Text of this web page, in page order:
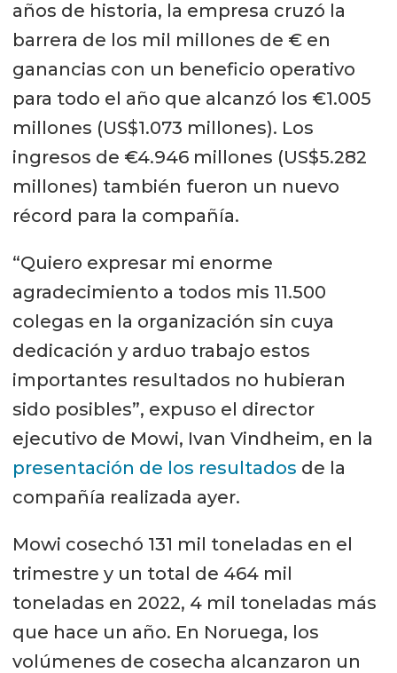
años de historia, la empresa cruzó la
barrera de los mil millones de € en
ganancias con un beneficio operativo
para todo el año que alcanzó los €1.005
millones (US$1.073 millones). Los
ingresos de €4.946 millones (US$5.282
millones) también fueron un nuevo
récord para la compañía.
“Quiero expresar mi enorme
agradecimiento a todos mis 11.500
colegas en la organización sin cuya
dedicación y arduo trabajo estos
importantes resultados no hubieran
sido posibles”, expuso el director
ejecutivo de Mowi, Ivan Vindheim, en la
presentación de los resultados de la
compañía realizada ayer.
Mowi cosechó 131 mil toneladas en el
trimestre y un total de 464 mil
toneladas en 2022, 4 mil toneladas más
que hace un año. En Noruega, los
volúmenes de cosecha alcanzaron un